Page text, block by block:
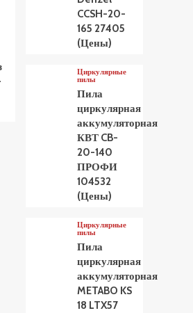
CCSH-20-
165 27405
(Цены)
Циркулярные
пилы
Пила
циркулярная
аккумуляторная
КВТ CB-
20-140
ПРОФИ
104532
(Цены)
Циркулярные
пилы
Пила
циркулярная
аккумуляторная
METABO KS
18 LTX57